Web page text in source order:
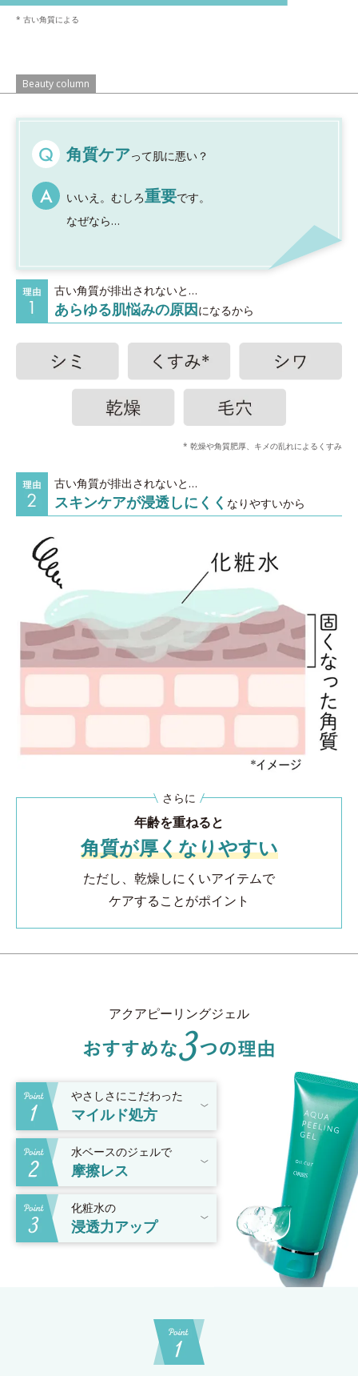
* 古い角質による
Beauty column
角質ケアって肌に悪い？
いいえ。むしろ重要です。
なぜなら…
古い角質が排出されないと…
あらゆる肌悩みの原因になるから
* 乾燥や角質肥厚、キメの乱れによるくすみ
古い角質が排出されないと…
スキンケアが浸透しにくく なりやすいから
さらに
年齢を重ねると
角質が厚くなりやすい
ただし、乾燥しにくいアイテムで
ケアすることがポイント
アクアピーリングジェル
やさしさにこだわった
マイルド処方
水ベースのジェルで
摩擦レス
化粧水の
浸透力アップ